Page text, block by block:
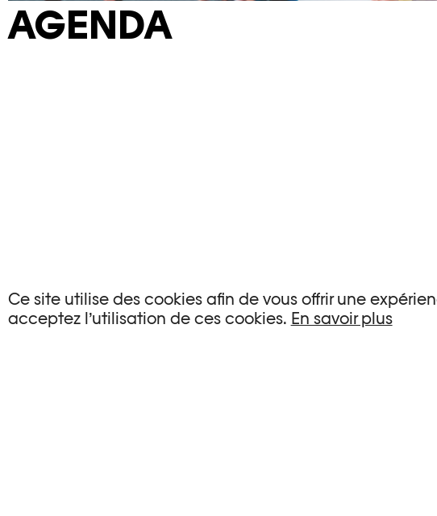
Ce site utilise des cookies afin de vous offrir une
acceptez l’utilisation de ces cookies. En savoir plus
AGENDA
AUCUN ÉVÉNEMENT